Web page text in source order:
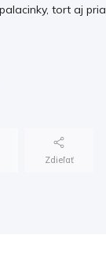
tort aj
Zdieľať